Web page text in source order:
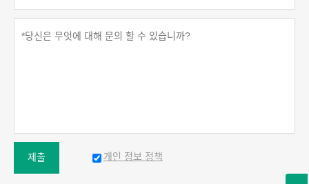
제출 개인 정보 정책